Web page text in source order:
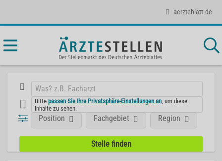
aerzteblatt.de
Bittepassen Sie Ihre Privatsphäre-Einstellungen an , um diese
Inhalte zu sehen.
Position Fachgebiet Region